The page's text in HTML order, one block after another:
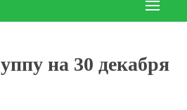
на 30 декабря